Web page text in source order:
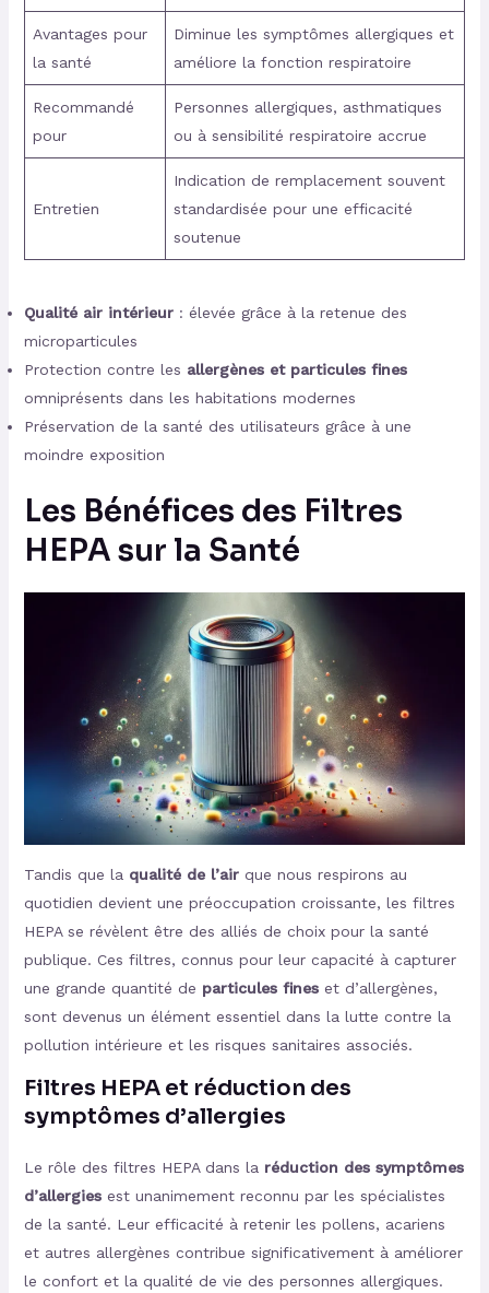
Avantages pour
la santé
Diminue les symptômes allergiques et
améliore la fonction respiratoire
Recommandé
pour
Personnes allergiques, asthmatiques
ou à sensibilité respiratoire accrue
Entretien
Indication de remplacement souvent
standardisée pour une efficacité
soutenue
Qualité air intérieur: élevée grâce à la retenue des
microparticules
Protection contre les allergènes et particules fines
omniprésents dans les habitations modernes
Préservation de la santé des utilisateurs grâce à une
moindre exposition
Les Bénéfices des Filtres
HEPA sur la Santé
Tandis que la qualité de l’airque nous respirons au
quotidien devient une préoccupation croissante, les filtres
HEPA se révèlent être des alliés de choix pour la santé
publique. Ces filtres, connus pour leur capacité à capturer
une grande quantité de particules fineset d’allergènes,
sont devenus un élément essentiel dans la lutte contre la
pollution intérieure et les risques sanitaires associés.
Filtres HEPA et réduction des
symptômes d’allergies
Le rôle des filtres HEPA dans la réduction des symptômes
d’allergiesest unanimement reconnu par les spécialistes
de la santé. Leur efficacité à retenir les pollens, acariens
et autres allergènes contribue significativement à améliorer
le confort et la qualité de vie des personnes allergiques.